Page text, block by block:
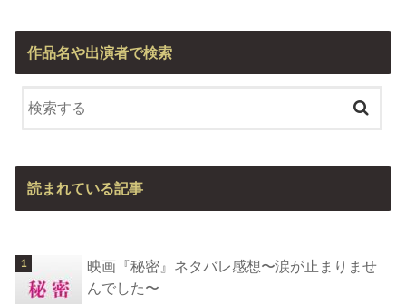
作品名や出演者で検索
読まれている記事
映画『秘密』ネタバレ感想〜涙が止まりませ
んでした〜